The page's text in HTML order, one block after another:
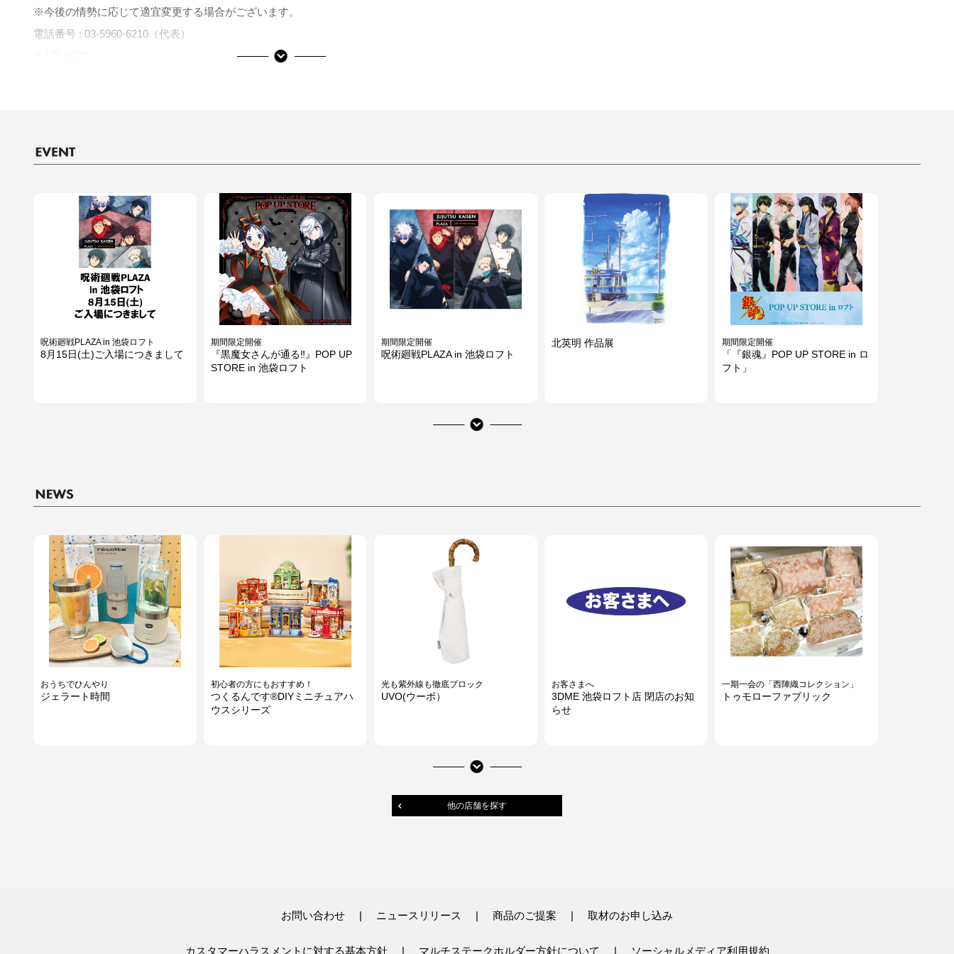
※今後の情勢に応じて適宜変更する場合がございます。
電話番号 : 03-5960-6210（代表）
決済サービスアイコンについて
呪術廻戦PLAZA in 池袋ロフト
8月15日(土)ご入場につきまして
期間限定開催
『黒魔女さんが通る‼』POP UP
STORE in 池袋ロフト
期間限定開催
呪術廻戦PLAZA in 池袋ロフト
北英明 作品展 期間限定開催
「『銀魂』POP UP STORE in ロ
フト」
期間限定開催
忘却バッテリーPLAZA in 池袋ロ
フト
『劇場版モノノ怪 第三章 蛇神』
POP UP STORE in ロフト
名探偵コナンプラザ in 池袋ロフ
おうちでひんやり
ジェラート時間
初心者の方にもおすすめ！
つくるんです®DIYミニチュアハ
ウスシリーズ
光も紫外線も徹底ブロック
UVO(ウーボ）
お客さまへ
3DME 池袋ロフト店 閉店のお知
らせ
一期一会の「西陣織コレクション」
トゥモローファブリック
パワーアップして登場！
CANMAKE MARKET
ヒッパーズモンチッチ
色鮮やかな横浜捺染の技術
濱文様の手ぬぐい
他の店舗を探す
お問い合わせ ニュースリリース 商品のご提案 取材のお申し込み
カスタマーハラスメントに対する基本方針 マルチステークホルダー方針について ソーシャルメディア利用規約